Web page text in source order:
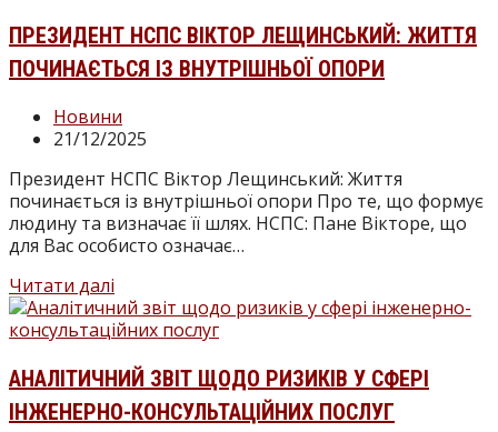
а
зміна
правил
та
підходів
ПРЕЗИДЕНТ НСПС ВІКТОР ЛЕЩИНСЬКИЙ: ЖИТТЯ
ПОЧИНАЄТЬСЯ ІЗ ВНУТРІШНЬОЇ ОПОРИ
Категорія
запису:
Новини
Запис
21/12/2025
Президент НСПС Віктор Лещинський: Життя
починається із внутрішньої опори Про те, що формує
людину та визначає її шлях. НСПС: Пане Вікторе, що
для Вас особисто означає…
Читати далі
НСПС
Віктор
Життя
починається
із
АНАЛІТИЧНИЙ ЗВІТ ЩОДО РИЗИКІВ У СФЕРІ
ІНЖЕНЕРНО-КОНСУЛЬТАЦІЙНИХ ПОСЛУГ